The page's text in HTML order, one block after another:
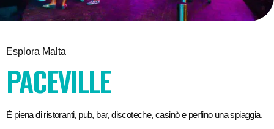
Esplora Malta
PACEVILLE
È piena di ristoranti, pub, bar, discoteche, casinò e perfino una spiaggia.